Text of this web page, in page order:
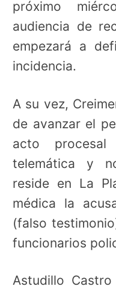
próximo
audiencia de
empezará a
incidencia.
A su vez,
de avanzar el
acto
telemática y
reside en La
médica la
(falso
funcionarios
Astudillo